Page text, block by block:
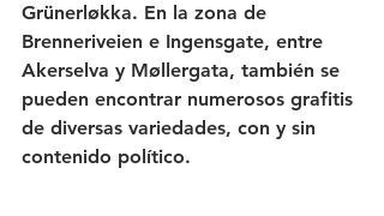
Grünerløkka. En la zona de
Brenneriveien e Ingensgate, entre
Akerselva y Møllergata, también se
pueden encontrar numerosos grafitis
de diversas variedades, con y sin
contenido político.